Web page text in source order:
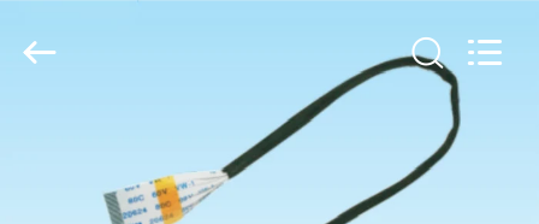
PRODUTOS
Rights